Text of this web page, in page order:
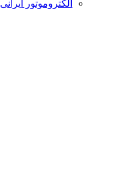
الکتروموتور ایرانی